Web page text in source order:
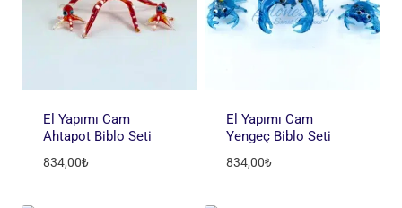
El Yapımı Cam
Ahtapot Biblo Seti
834,00₺
El Yapımı Cam
Yengeç Biblo Seti
834,00₺